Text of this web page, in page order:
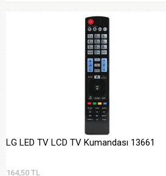
LG LED TV LCD TV Kumandası 13661
164,50 TL